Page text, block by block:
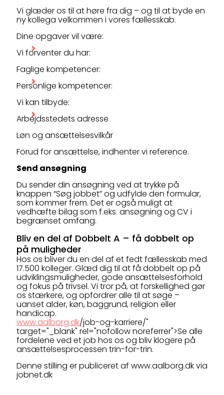
Vi glæder os til at høre fra dig – og til at byde en
ny kollega velkommen i vores fællesskab.
Dine opgaver vil være:
Vi forventer du har:
Faglige kompetencer:
Personlige kompetencer:
Vi kan tilbyde:
Arbejdsstedets adresse
Løn og ansættelsesvilkår
Forud for ansættelse, indhenter vi reference.
Send ansøgning
Du sender din ansøgning ved at trykke på
knappen “Søg jobbet” og udfylde den formular,
som kommer frem. Det er også muligt at
vedhæfte bilag som f.eks. ansøgning og CV i
begrænset omfang.
Bliv en del af Dobbelt A – få dobbelt op
på muligheder
Hos os bliver du en del af et fedt fællesskab med
17.500 kolleger. Glæd dig til at få dobbelt op på
udviklingsmuligheder, gode ansættelsesforhold
og fokus på trivsel. Vi tror på, at forskellighed gør
os stærkere, og opfordrer alle til at søge –
uanset alder, køn, baggrund, religion eller
handicap.
www.aalborg.dk/job-og-karriere/"
target="_blank" rel="nofollow noreferrer">Se alle
fordelene ved et job hos os og bliv klogere på
ansættelsesprocessen trin-for-trin.
Denne stilling er publiceret af www.aalborg.dk via
jobnet.dk